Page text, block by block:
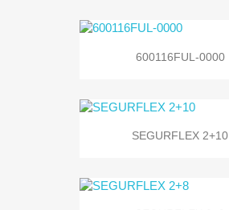
600116FUL-0000
SEGURFLEX 2+10